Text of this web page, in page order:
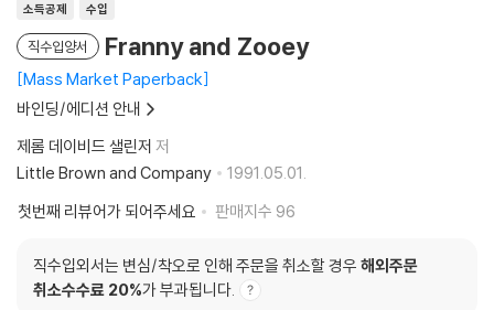
소득공제 수입
직수입양서 Franny and Zooey
Mass Market Paperback
바인딩/에디션 안내
제롬 데이비드 샐린저 저
Little Brown and Company
1991.05.01.
첫번째 리뷰어가 되어주세요
판매지수 96
직수입외서는 변심/착오로 인해 주문을 취소할 경우 해외주문
취소수수료 20%가 부과됩니다.